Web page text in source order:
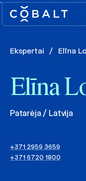
`
Ekspertai / Elīna
Elīna
Patarėja / Latvija
+371 2959 3659
+371 6720 1800